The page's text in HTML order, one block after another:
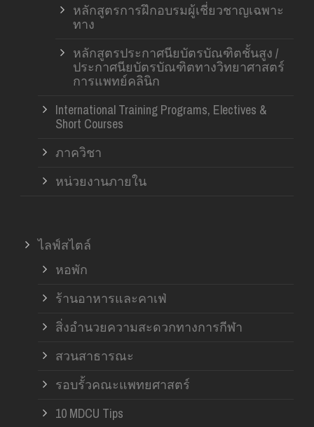
หลักสูตรการฝึกอบรมผู้เชี่ยวชาญเฉพาะ
ทาง
หลักสูตรประกาศนียบัตรบัณฑิตชั้นสูง /
ประกาศนียบัตรบัณฑิตทางวิทยาศาสตร์
การแพทย์คลินิก
International Training Programs, Electives &
Short Courses
ภาควิชา
หน่วยงานภายใน
ไลฟ์สไตล์
หอพัก
ร้านอาหารและคาเฟ่
สิ่งอำนวยความสะดวกทางการกีฬา
สวนสาธารณะ
รอบรั้วคณะแพทยศาสตร์
10 MDCU Tips